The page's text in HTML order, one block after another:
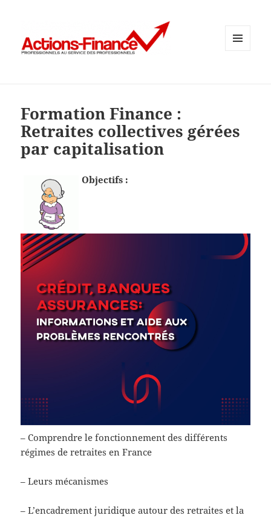
Formation Finance :
Retraites collectives gérées
par capitalisation
Objectifs :
– Comprendre le fonctionnement des différents
régimes de retraites en France
– Leurs mécanismes
– L’encadrement juridique autour des retraites et la